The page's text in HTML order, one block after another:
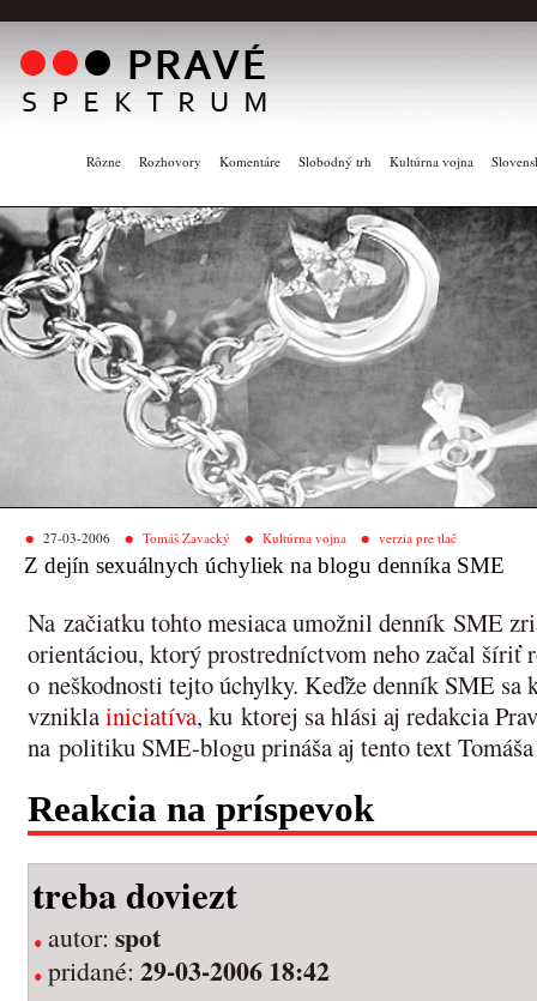
Rôzne Rozhovory Komentáre Slobodný trh Kultúrna vojna
27-03-2006 Tomáš Zavacký Kultúrna vojna verzia pre tlač
Z dejín sexuálnych úchyliek na blogu denníka SME
Na začiatku tohto mesiaca umožnil denník SME
orientáciou, ktorý prostredníctvom neho začal šíriť
o neškodnosti tejto úchylky. Keďže denník SME
vzniklainiciatíva, ku ktorej sa hlási aj redakcia
na politiku SME-blogu prináša aj tento text
Reakcia na príspevok
treba doviezt
autor: spot
pridané: 29-03-2006 18:42